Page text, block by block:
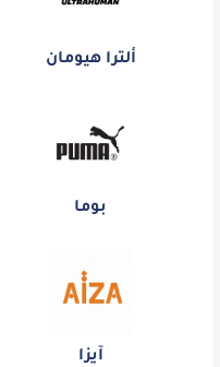
ألترا هيومان
بوما
آيزا